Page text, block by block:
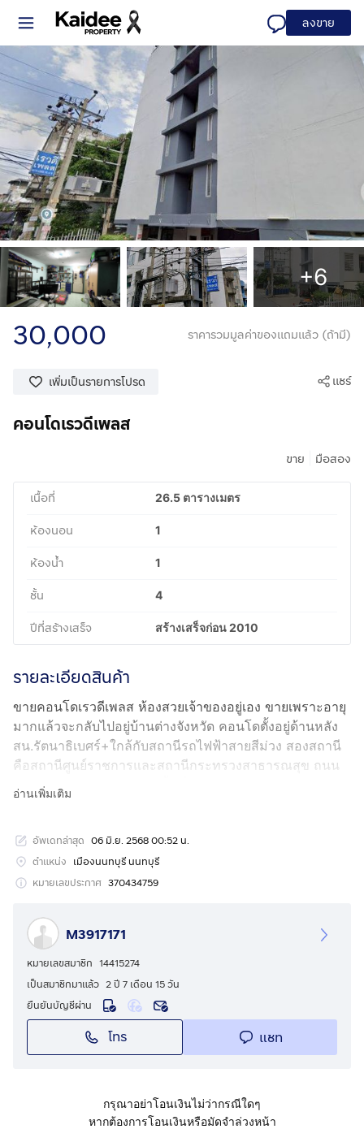
ลงขาย
+6
30,000 ราคารวมมูลค่าของแถมแล้ว (ถ้ามี)
เพิ่มเป็นรายการโปรด แชร์
คอนโดเรวดีเพลส
ขาย มือสอง
เนื้อที่ 26.5 ตารางเมตร
ห้องนอน 1
ห้องน้ำ 1
ชั้น 4
ปีที่สร้างเสร็จ สร้างเสร็จก่อน 2010
รายละเอียดสินค้า
ขายคอนโดเรวดีเพลส ห้องสวยเจ้าของอยู่เอง ขายเพราะอายุ
มากแล้วจะกลับไปอยู่บ้านต่างจังหวัด คอนโดตั้งอยู่ด้านหลัง
สน.รัตนาธิเบศร์+ใกล้กับสถานีรถไฟฟ้าสายสีม่วง สองสถานี
คือสถานีศูนย์ราชการและสถานีกระทรวงสาธารณสุข ถนน
รัตนาธิเบศวร์ซอย 11 หรือ พื้นที่ 26.5 ตร.ม เข้าออกได้หลาย
คอนโดมีทั้งหมด 9 ชั้น ห้องอยู่ชั้น 4 ทำเลดีอยู่ห่างจากสถานี
รถไฟฟ้าสายสีม่วงสถานีศูนย์ราชการเพียง 400 เมตร มีที่จอด
รถใต้คอนโด ลิฟท์ กล้องวงจรปิด รปภ.ดูแล 24 ชม. หน้าคอน
สะอาดพร้อมอยู่ นิติบุคคลแข้มแข็ง ดูแลดี สิ่งอำนวยความ
สะดวก : ถือว่าสะดวกมากเพราะหน้าคอนโดมี Taxi,วิน
มอเตอร์ไซต์ วิ่งผ่านตลอด 24 ชั่วโมง,ร้านซักอบรีด,ร้านเสริม
สวย,ที่จอดรถ 80 คันใต้คอนโด
ราคาขาย 450,000 บาท หรือขายดาวน์ 90,000 บาท (ค่า
โอนคนละครึ่ง) รายละเอียดสถานที่ : เข้า-ออกได้ 4 เส้นทาง
1. ออกถนนรัตนาธิเบศร์ (ใกล้ศูนย์ราชการนนทบุรี / ใกล้
รัตนาธิเบศร์ / ห้างโลตัสแคราย)
2. ออกถนนติวานนท์ (ใกล้กระทรวงสาธารณสุข / ห้างบิ๊กซี
อ่านเพิ่มเติม
อัพเดทล่าสุด 06 มิ.ย. 2568 00:52 น.
ตำแหน่ง เมืองนนทบุรี นนทบุรี
หมายเลขประกาศ 370434759
M3917171
หมายเลขสมาชิก 14415274
เป็นสมาชิกมาแล้ว 2 ปี 7 เดือน 15 วัน
ยืนยันบัญชีผ่าน
โทร แชท
กรุณาอย่าโอนเงินไม่ว่ากรณีใดๆ
หากต้องการโอนเงินหรือมัดจำล่วงหน้า